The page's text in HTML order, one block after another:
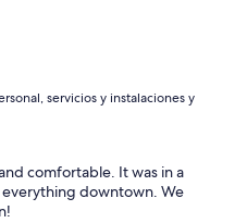
servicios y instalaciones y
comfortable. It was in a
downtown. We